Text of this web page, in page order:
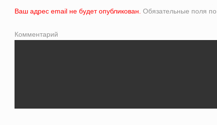
Ваш адрес email не будет опубликован. Обязательные поля
Комментарий